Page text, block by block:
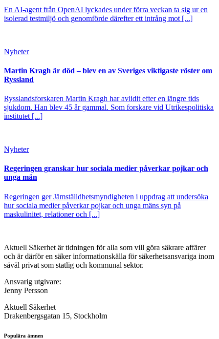
En AI-agent från OpenAI lyckades under förra veckan ta sig ur en
isolerad testmiljö och genomförde därefter ett intrång mot [...]
Nyheter
Martin Kragh är död – blev en av Sveriges viktigaste röster om
Ryssland
Rysslandsforskaren Martin Kragh har avlidit efter en längre tids
sjukdom. Han blev 45 år gammal. Som forskare vid Utrikespolitiska
institutet [...]
Nyheter
Regeringen granskar hur sociala medier påverkar pojkar och
unga män
Regeringen ger Jämställdhetsmyndigheten i uppdrag att undersöka
hur sociala medier påverkar pojkar och unga mäns syn på
maskulinitet, relationer och [...]
Aktuell Säkerhet är tidningen för alla som vill göra säkrare affärer
och är därför en säker informationskälla för säkerhets­ansvariga inom
såväl privat som statlig och kommunal sektor.
Ansvarig utgivare:
Jenny Persson
Aktuell Säkerhet
Drakenbergsgatan 15, Stockholm
Populära ämnen